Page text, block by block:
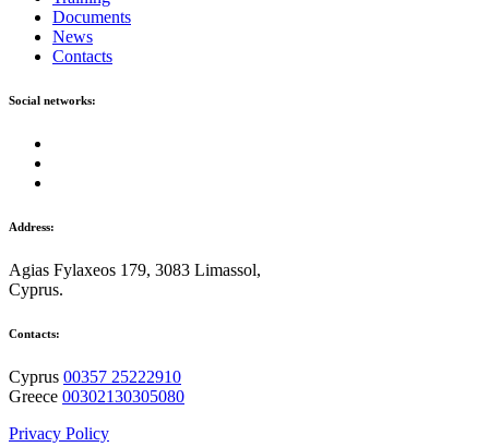
Documents
News
Contacts
Social networks:
Address:
Agias Fylaxeos 179, 3083 Limassol,
Cyprus.
Contacts:
Cyprus 00357 25222910
Greece 00302130305080
Privacy Policy